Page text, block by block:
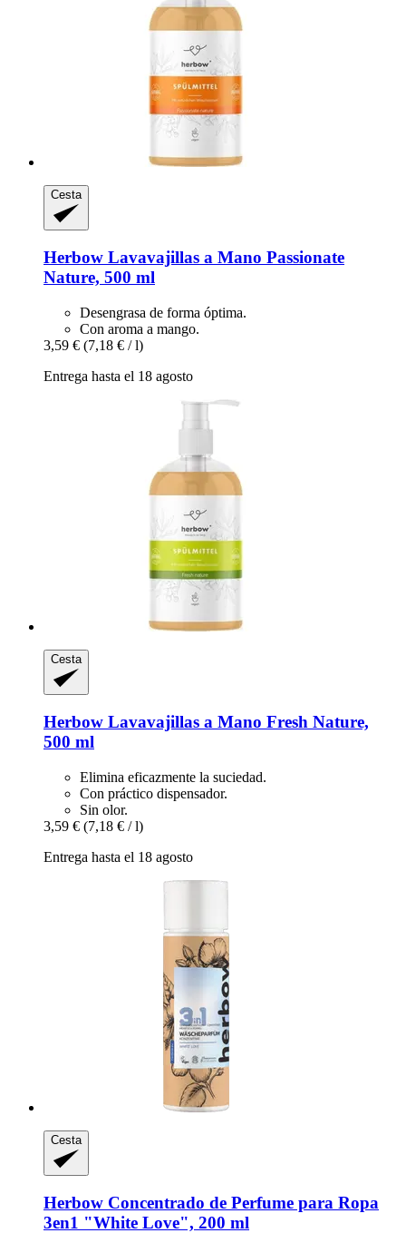
Cesta
Herbow Lavavajillas a Mano Passionate
Nature, 500 ml
Desengrasa de forma óptima.
Con aroma a mango.
3,59 € (7,18 € / l)
Entrega hasta el 18 agosto
Cesta
Herbow Lavavajillas a Mano Fresh Nature,
500 ml
Elimina eficazmente la suciedad.
Con práctico dispensador.
Sin olor.
3,59 € (7,18 € / l)
Entrega hasta el 18 agosto
Cesta
Herbow Concentrado de Perfume para Ropa
3en1 "White Love", 200 ml